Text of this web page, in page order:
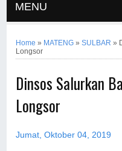
MENU
Home » MATENG »SULBAR »
Longsor
Dinsos Salurkan
Longsor
Jumat, Oktober 04, 2019